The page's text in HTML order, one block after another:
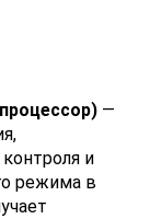
—
и
режима в